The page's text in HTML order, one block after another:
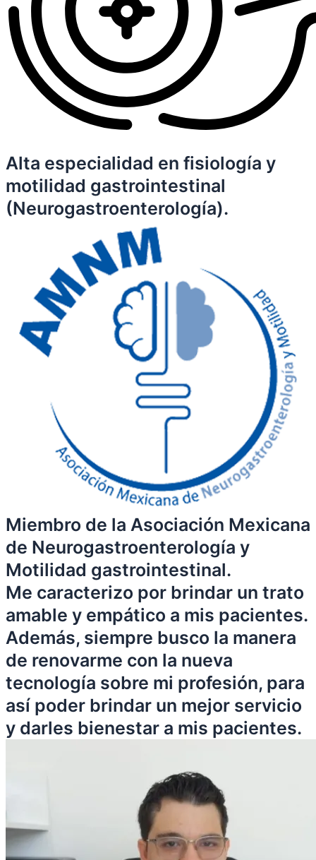
Alta especialidad en fisiología y
motilidad gastrointestinal
(Neurogastroenterología).
Miembro de la Asociación Mexicana
de Neurogastroenterología y
Motilidad gastrointestinal.
Me caracterizo por brindar un trato
amable y empático a mis pacientes.
Además, siempre busco la manera
de renovarme con la nueva
tecnología sobre mi profesión, para
así poder brindar un mejor servicio
y darles bienestar a mis pacientes.